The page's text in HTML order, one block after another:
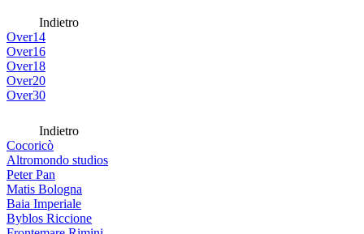
Indietro
Over14
Over16
Over18
Over20
Over30
Indietro
Cocoricò
Altromondo studios
Peter Pan
Matis Bologna
Baia Imperiale
Byblos Riccione